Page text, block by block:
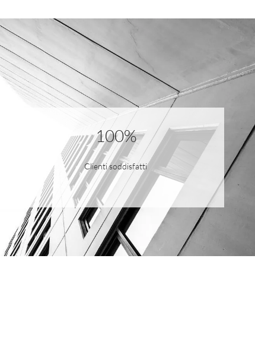
100%
Clienti soddisfatti